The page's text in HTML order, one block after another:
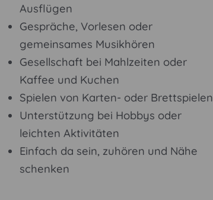
Ausflügen
Gespräche, Vorlesen oder
gemeinsames Musikhören
Gesellschaft bei Mahlzeiten oder
Kaffee und Kuchen
Spielen von Karten- oder Brettspielen
Unterstützung bei Hobbys oder
leichten Aktivitäten
Einfach da sein, zuhören und Nähe
schenken